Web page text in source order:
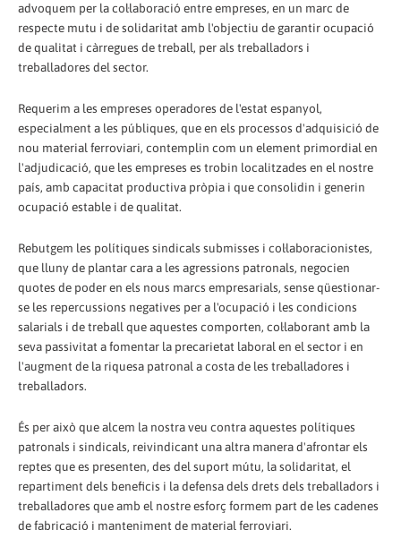
advoquem per la col·laboració entre empreses, en un marc de
respecte mutu i de solidaritat amb l'objectiu de garantir ocupació
de qualitat i càrregues de treball, per als treballadors i
treballadores del sector.
Requerim a les empreses operadores de l'estat espanyol,
especialment a les públiques, que en els processos d'adquisició de
nou material ferroviari, contemplin com un element primordial en
l'adjudicació, que les empreses es trobin localitzades en el nostre
país, amb capacitat productiva pròpia i que consolidin i generin
ocupació estable i de qualitat.
Rebutgem les polítiques sindicals submisses i col·laboracionistes,
que lluny de plantar cara a les agressions patronals, negocien
quotes de poder en els nous marcs empresarials, sense qüestionar-
se les repercussions negatives per a l'ocupació i les condicions
salarials i de treball que aquestes comporten, col·laborant amb la
seva passivitat a fomentar la precarietat laboral en el sector i en
l'augment de la riquesa patronal a costa de les treballadores i
treballadors.
És per això que alcem la nostra veu contra aquestes polítiques
patronals i sindicals, reivindicant una altra manera d'afrontar els
reptes que es presenten, des del suport mútu, la solidaritat, el
repartiment dels beneficis i la defensa dels drets dels treballadors i
treballadores que amb el nostre esforç formem part de les cadenes
de fabricació i manteniment de material ferroviari.